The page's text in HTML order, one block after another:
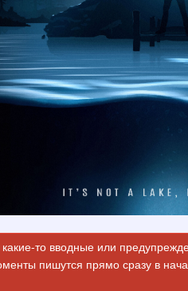
то вводные или
пишутся прямо сразу в